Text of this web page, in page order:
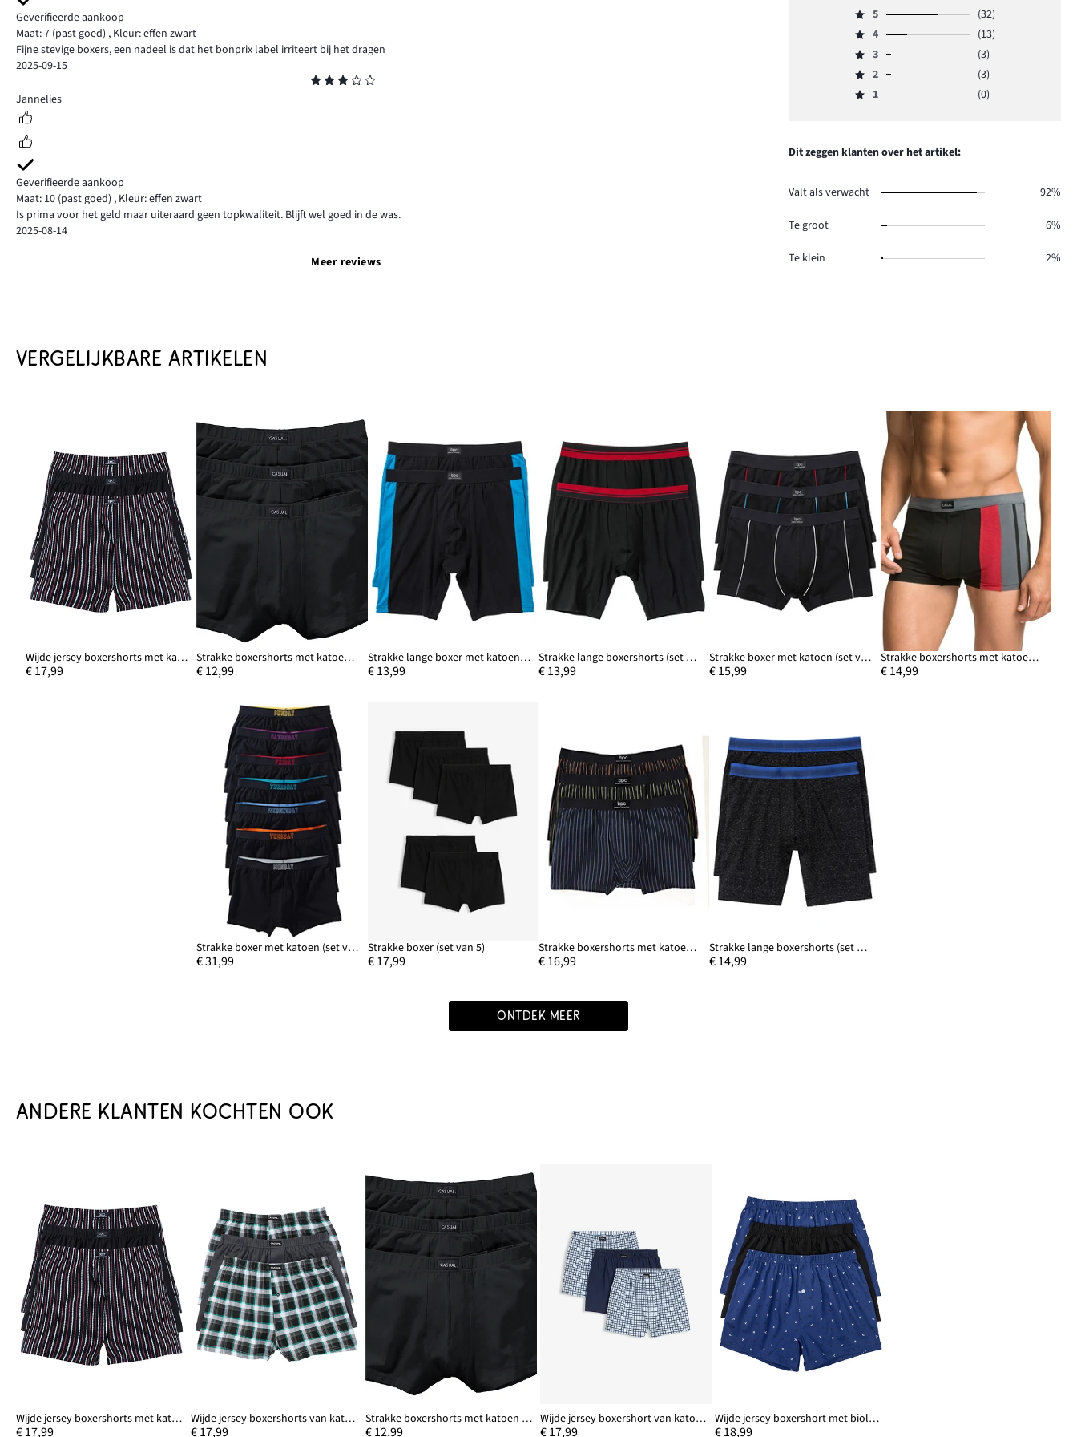
Geverifieerde aankoop
Maat: 7 (past goed) , Kleur: effen zwart
Fijne stevige boxers, een nadeel is dat het bonprix label irriteert bij het dragen
2025-09-15
3
Jannelies
Geverifieerde aankoop
Maat: 10 (past goed) , Kleur: effen zwart
Is prima voor het geld maar uiteraard geen topkwaliteit. Blijft wel goed in de was.
2025-08-14
Meer reviews
Beoordeling
5,
aantal
reviews
5
(32)
Beoordeling
4,
aantal
reviews
4
(13)
Beoordeling
3,
aantal
3
(3)
Beoordeling
2,
2
(3)
Beoordeling
reviews
1 (0)
Dit zeggen klanten over het artikel:
Valt als verwacht 92%
Te groot 6%
Te klein 2%
VERGELIJKBARE ARTIKELEN
Wijde jersey boxershorts met katoen (set van 3)
€ 17,99
Strakke boxershorts met katoen (set van 3)
€ 12,99
Strakke lange boxer met katoen (set van 2)
€ 13,99
Strakke lange boxershorts (set van 2)
€ 13,99
Strakke boxer met katoen (set van 3)
€ 15,99
Strakke boxershorts met katoen (set van 3)
€ 14,99
Strakke boxer met katoen (set van 7)
€ 31,99
Strakke boxer (set van 5)
€ 17,99
Strakke boxershorts met katoen (set van 3)
€ 16,99
Strakke lange boxershorts (set van 2)
€ 14,99
ONTDEK MEER
ANDERE KLANTEN KOCHTEN OOK
Wijde jersey boxershorts met katoen (set van 3)
€ 17,99
Wijde jersey boxershorts van katoen (set van 3)
€ 17,99
Strakke boxershorts met katoen (set van 3)
€ 12,99
Wijde jersey boxershort van katoen (set van 3)
€ 17,99
Wijde jersey boxershort met biologisch katoen (set van 3)
€ 18,99